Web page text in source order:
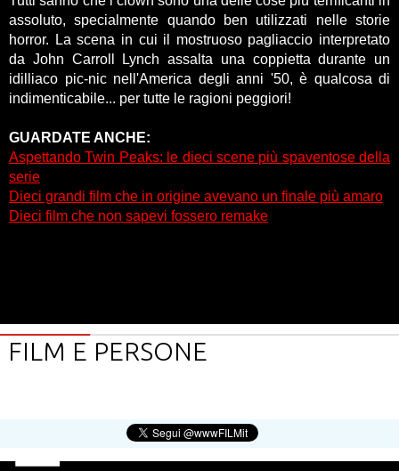
assoluto, specialmente quando ben utilizzati nelle storie
horror. La scena in cui il mostruoso pagliaccio interpretato
da John Carroll Lynch assalta una coppietta durante un
idilliaco pic-nic nell'America degli anni '50, è qualcosa di
indimenticabile... per tutte le ragioni peggiori!
GUARDATE ANCHE:
Aspettando Twin Peaks: le dieci scene più spaventose della
serie
Dieci grandi film che in origine avevano un finale più amaro
Dieci film che non sapevi fossero remake
FILM E PERSONE